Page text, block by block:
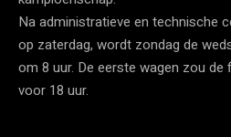
Na administratieve en technische
op zaterdag, wordt zondag de
om 8 uur. De eerste wagen zou
voor 18 uur.